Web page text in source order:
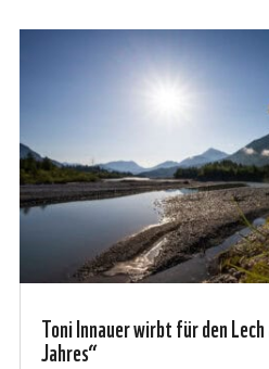
Toni Innauer wirbt für den Lech
Jahres“